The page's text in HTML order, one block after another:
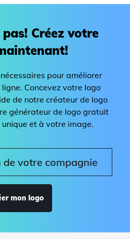
Créez votre
pour améliorer
Concevez votre logo
de notre créateur de logo
générateur de logo gratuit
et à votre image.
mon logo